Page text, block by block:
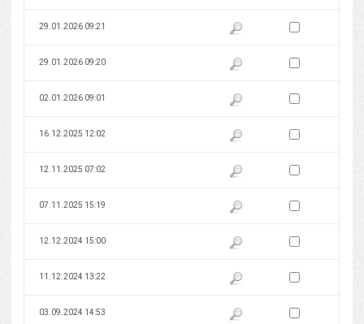
29.01.2026 09:21 Pokaż podgląd wersji z dnia
Zaznacz wersję do
29.01.2026 09:20 Pokaż podgląd wersji z dnia
Zaznacz wersję do
02.01.2026 09:01 Pokaż podgląd wersji z dnia
Zaznacz wersję do
16.12.2025 12:02 Pokaż podgląd wersji z dnia
Zaznacz wersję do
12.11.2025 07:02 Pokaż podgląd wersji z dnia
Zaznacz wersję do
07.11.2025 15:19 Pokaż podgląd wersji z dnia
Zaznacz wersję do
12.12.2024 15:00 Pokaż podgląd wersji z dnia
Zaznacz wersję do
11.12.2024 13:22 Pokaż podgląd wersji z dnia
Zaznacz wersję do
03.09.2024 14:53 Pokaż podgląd wersji z dnia
Zaznacz wersję do